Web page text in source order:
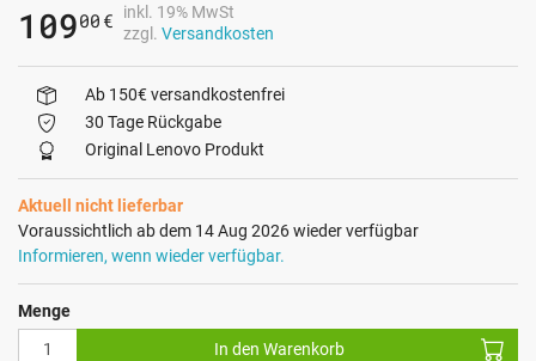
10900 €
inkl. 19% MwSt
zzgl. Versandkosten
Ab 150€ versandkostenfrei
30 Tage Rückgabe
Original Lenovo Produkt
Aktuell nicht lieferbar
Voraussichtlich ab dem 14 Aug 2026 wieder verfügbar
Informieren, wenn wieder verfügbar.
Menge
In den Warenkorb